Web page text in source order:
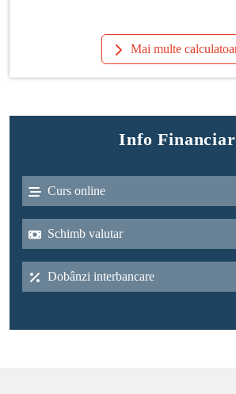
Mai multe
Info Financiar
Curs online
Schimb valutar
Dobânzi interbancare